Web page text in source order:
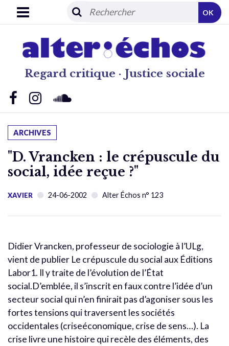
Regard critique · Justice sociale
OK
ARCHIVES
"D. Vrancken : le crépuscule du
social, idée reçue ?"
XAVIER 24-06-2002 Alter Échos n° 123
Didier Vrancken, professeur de sociologie à l’ULg,
vient de publier Le crépuscule du social aux Éditions
Labor1. Il y traite de l’évolution de l’État
social.D’emblée, il s’inscrit en faux contre l’idée d’un
secteur social qui n’en finirait pas d’agoniser sous les
fortes tensions qui traversent les sociétés
occidentales (criseéconomique, crise de sens…). La
crise livre une histoire qui recèle des éléments, des